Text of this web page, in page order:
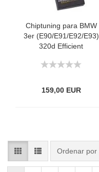
Chiptuning para BMW
3er (E90/E91/E92/E93)
320d Efficient
159,00 EUR
Ordenar por